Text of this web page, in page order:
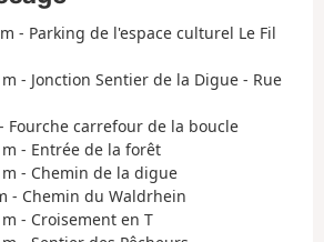
- Parking de l'espace culturel Le Fil
- Jonction Sentier de la Digue - Rue
Fourche carrefour de la boucle
- Entrée de la forêt
- Chemin de la digue
- Chemin du Waldrhein
- Croisement en T